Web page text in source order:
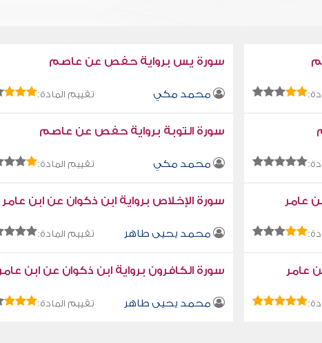
سورة يس برواية حفص عن عاصم
محمد مكي تقييم المادة:
سورة التوبة برواية حفص عن عاصم
محمد مكي تقييم المادة:
عامر سورة الإخلاص برواية ابن ذكوان عن ابن عامر
محمد يحيى طاهر تقييم المادة:
عامر سورة الكافرون برواية ابن ذكوان عن ابن عامر
محمد يحيى طاهر تقييم المادة: